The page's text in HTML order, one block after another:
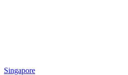
Singapore